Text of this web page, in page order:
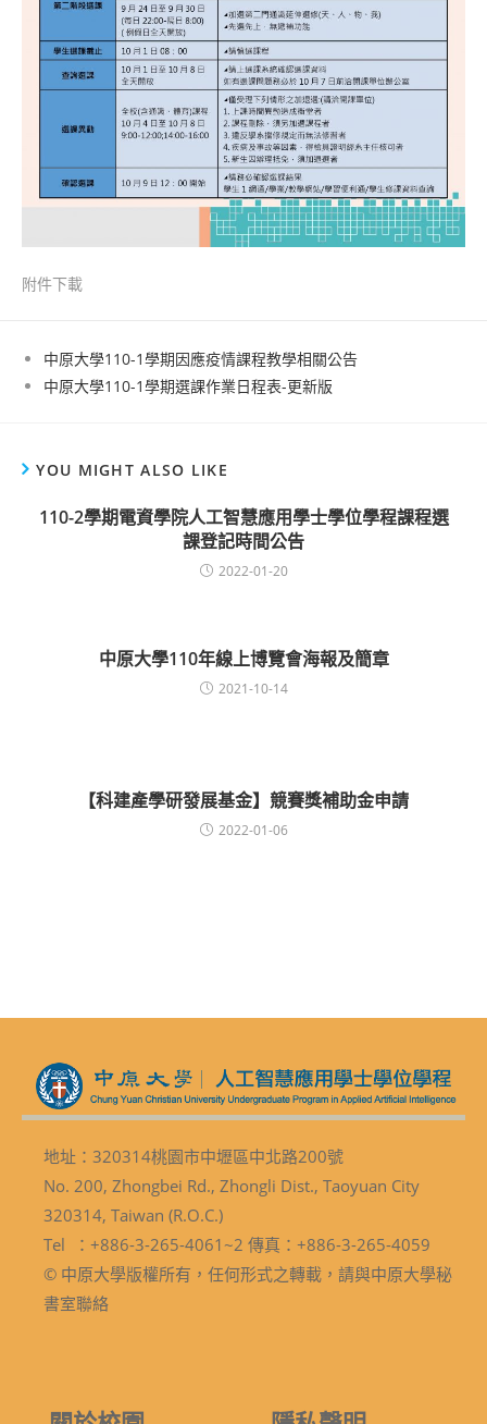
附件下載
中原大學110-1學期因應疫情課程教學相關公告
中原大學110-1學期選課作業日程表-更新版
YOU MIGHT ALSO LIKE
110-2學期電資學院人工智慧應用學士學位學程課程選
課登記時間公告
2022-01-20
中原大學110年線上博覽會海報及簡章
2021-10-14
【科建產學研發展基金】競賽獎補助金申請
2022-01-06
地址：320314桃園市中壢區中北路200號
No. 200, Zhongbei Rd., Zhongli Dist., Taoyuan City
320314, Taiwan (R.O.C.)
Tel ：+886-3-265-4061~2 傳真：+886-3-265-4059
© 中原大學版權所有，任何形式之轉載，請與中原大學秘
書室聯絡